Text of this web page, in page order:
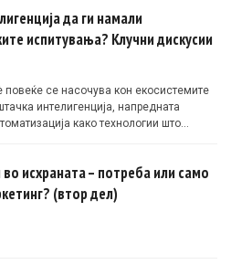
да ги намали
испитувања? Клучни дискусии
повеќе се насочува кон екосистемите
интелигенција, напредната
како технологии што
исхраната – потреба или само
(втор дел)